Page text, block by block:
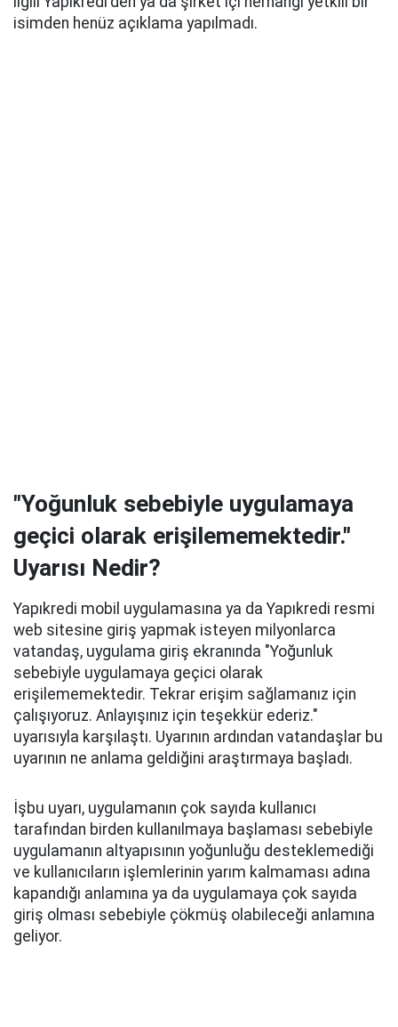
isimden henüz açıklama yapılmadı.
"Yoğunluk sebebiyle uygulamaya
geçici olarak erişilememektedir."
Uyarısı Nedir?
Yapıkredi mobil uygulamasına ya da Yapıkredi resmi
web sitesine giriş yapmak isteyen milyonlarca
vatandaş, uygulama giriş ekranında "Yoğunluk
sebebiyle uygulamaya geçici olarak
erişilememektedir. Tekrar erişim sağlamanız için
çalışıyoruz. Anlayışınız için teşekkür ederiz."
uyarısıyla karşılaştı. Uyarının ardından vatandaşlar bu
uyarının ne anlama geldiğini araştırmaya başladı.
İşbu uyarı, uygulamanın çok sayıda kullanıcı
tarafından birden kullanılmaya başlaması sebebiyle
uygulamanın altyapısının yoğunluğu desteklemediği
ve kullanıcıların işlemlerinin yarım kalmaması adına
kapandığı anlamına ya da uygulamaya çok sayıda
giriş olması sebebiyle çökmüş olabileceği anlamına
geliyor.